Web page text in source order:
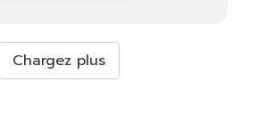
Chargez plus